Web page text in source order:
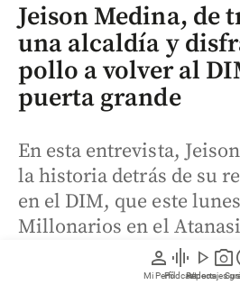
person
Mi Perfil
graphic_eq
Pódcast
play_arrow
Videos
photo_camera
Reportajes
Jeison Medina, de
una alcaldía y
pollo a volver al
puerta grande
En esta entrevista,
la historia detrás de su
en el DIM, que este
Millonarios en el